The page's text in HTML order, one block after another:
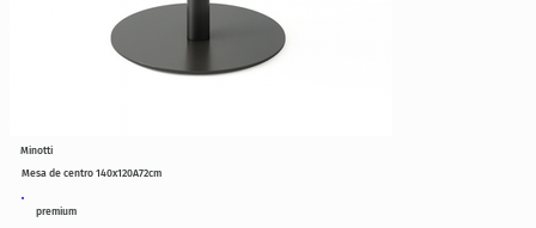
premium
Mesa de centro 140x120A72cm
Minotti